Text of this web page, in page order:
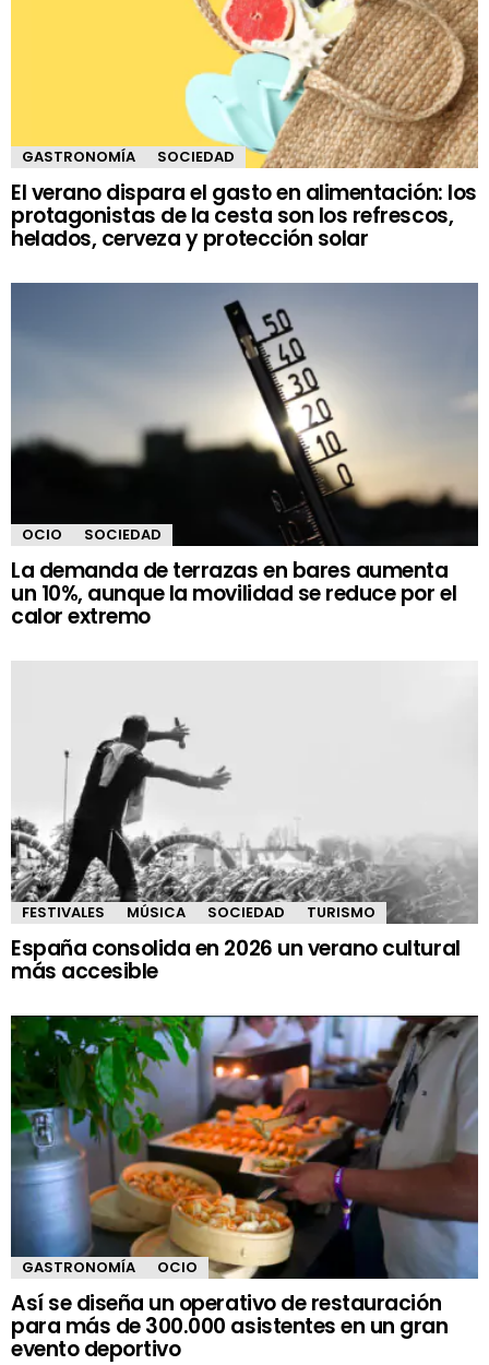
GASTRONOMÍA SOCIEDAD
El verano dispara el gasto en alimentación: los
protagonistas de la cesta son los refrescos,
helados, cerveza y protección solar
OCIO SOCIEDAD
La demanda de terrazas en bares aumenta
un 10%, aunque la movilidad se reduce por el
calor extremo
FESTIVALES MÚSICA SOCIEDAD TURISMO
España consolida en 2026 un verano cultural
más accesible
GASTRONOMÍA OCIO
Así se diseña un operativo de restauración
para más de 300.000 asistentes en un gran
evento deportivo